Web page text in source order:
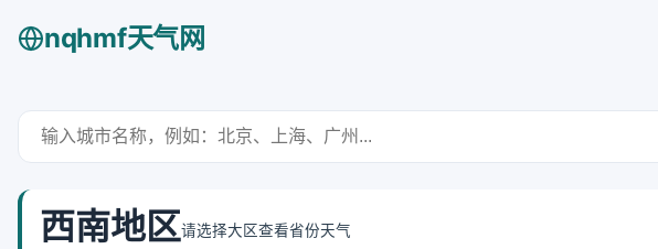
nqhmf天气网
西南地区请选择大区查看省份天气